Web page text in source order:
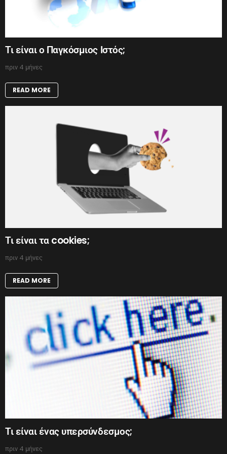
Τι είναι ο Παγκόσμιος Ιστός;
πριν 4 μήνες
READ MORE
Τι είναι τα cookies;
πριν 4 μήνες
READ MORE
Τι είναι ένας υπερσύνδεσμος;
πριν 4 μήνες